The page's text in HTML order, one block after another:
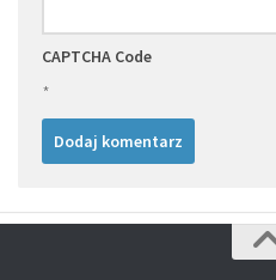
CAPTCHA Code
*